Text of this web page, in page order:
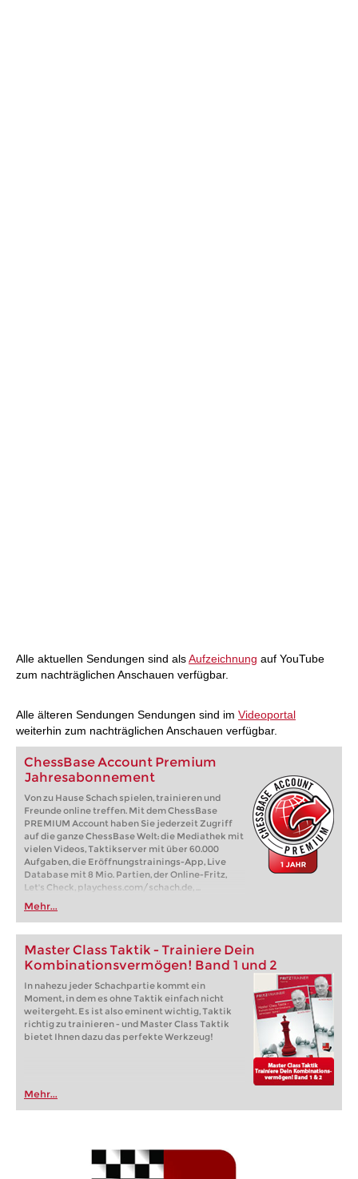
Alle aktuellen Sendungen sind alsAufzeichnung auf YouTube
zum nachträglichen Anschauen verfügbar.
Alle älteren Sendungen Sendungen sind im Videoportal
weiterhin zum nachträglichen Anschauen verfügbar.
ChessBase Account Premium
Jahresabonnement
Von zu Hause Schach spielen, trainieren und
Freunde online treffen. Mit dem ChessBase
PREMIUM Account haben Sie jederzeit Zugriff
auf die ganze ChessBase Welt: die Mediathek mit
vielen Videos, Taktikserver mit über 60.000
Aufgaben, die Eröffnungstrainings-App, Live
Database mit 8 Mio. Partien, der Online-Fritz,
Let's Check, playchess.com/schach.de, ...
Mehr...
Master Class Taktik - Trainiere Dein
Kombinationsvermögen! Band 1 und 2
In nahezu jeder Schachpartie kommt ein
Moment, in dem es ohne Taktik einfach nicht
weitergeht. Es ist also eminent wichtig, Taktik
richtig zu trainieren - und Master Class Taktik
bietet Ihnen dazu das perfekte Werkzeug!
Mehr...